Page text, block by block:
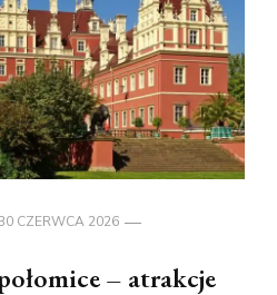
30 CZERWCA 2026
– atrakcje